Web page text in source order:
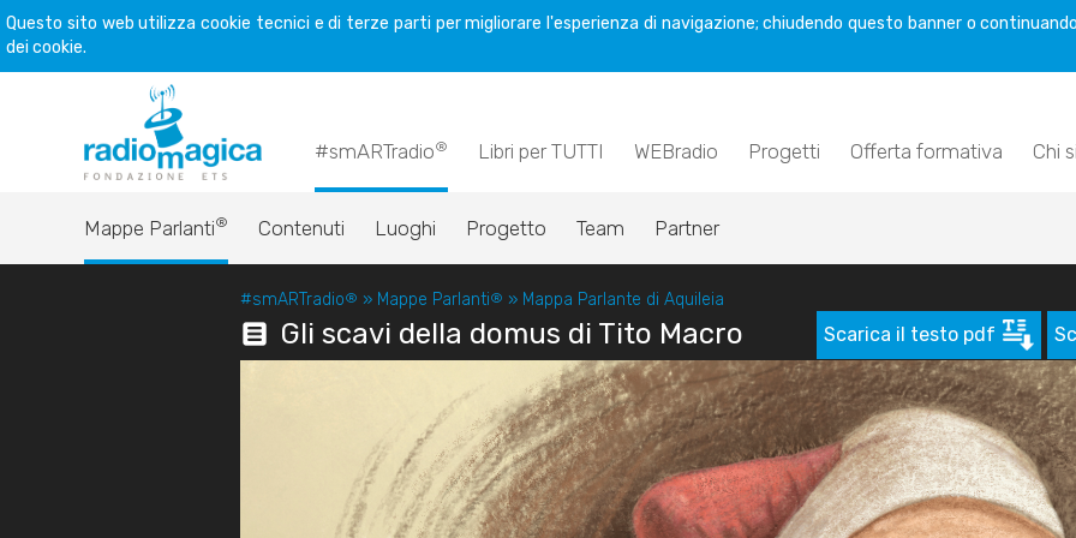
Questo sito web utilizza cookie tecnici e di terze parti per migliorare l'esperienza di navigazione; chiudendo questo banner o
dei cookie.
#smARTradio® Libri per TUTTI WEBradio Progetti Offerta formativa Chi
Mappe Parlanti® Contenuti Luoghi Progetto Team Partner
#smARTradio® » Mappe Parlanti® » Mappa Parlante di Aquileia
Gli scavi della domus di Tito Macro Scarica il testo pdf